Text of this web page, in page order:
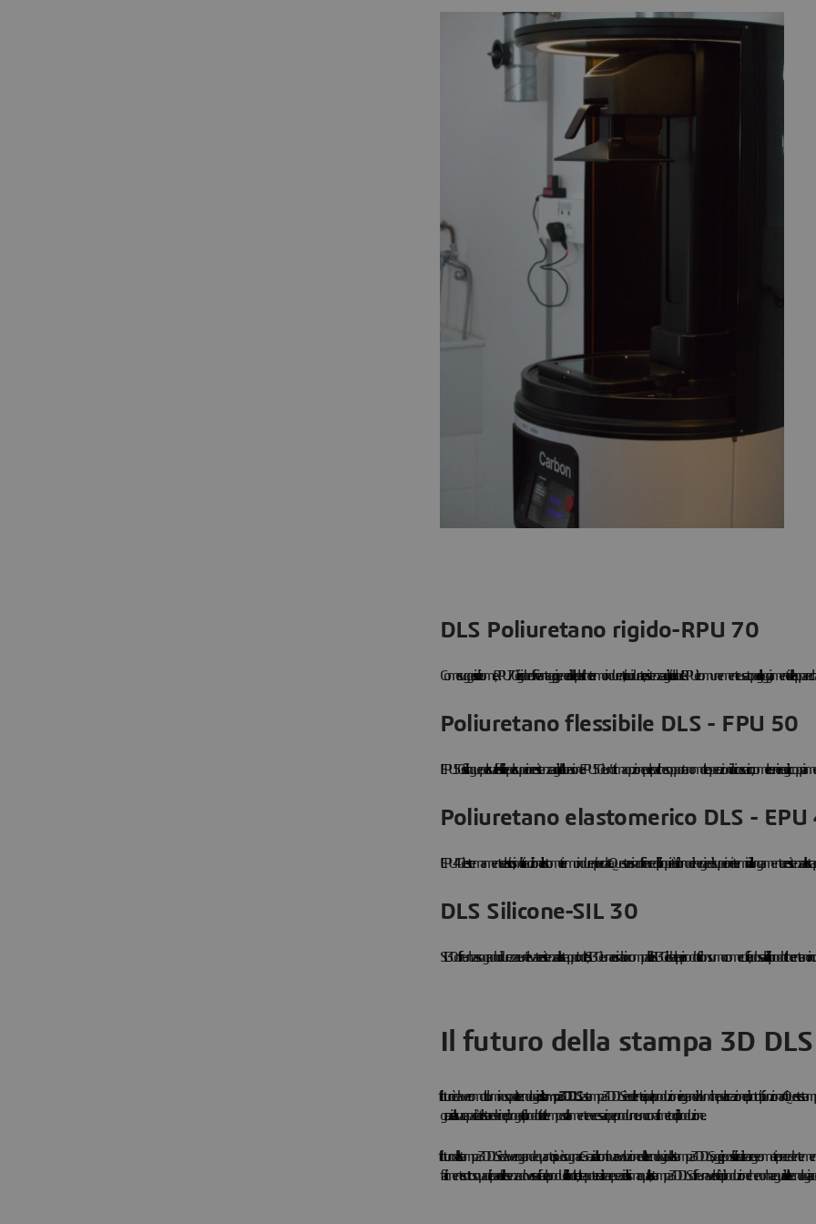
DLS Poliuretano rigido-RPU 70
Come suggerisce il nome, RPU 70 è rigido e offre i vantaggi generali delle plastiche termoindurenti, tra cui durata, resistenza agli urti e al calore. L'RPU è comunemente usato per gli alloggiamenti delle
Poliuretano flessibile DLS - FPU 50
L'FPU 50 si distingue per la sua flessibilità e per la superiore resistenza agli urti e all'abrasione. FPU 50 è un'ottima opzione per le parti che sopportano molte operazioni di carico e scarico, come le cerniere o gli
Poliuretano elastomerico DLS - EPU
L'EPU 40 è estremamente elastico, simile ai tradizionali elastomeri termoindurenti per colata. Questa resina offre incredibili proprietà di ritorno di energia ed è superiore in termini di allungamento e resistenza allo
DLS Silicone-SIL 30
SIL 30 offre un basso grado di durezza e un'elevata resistenza allo strappo. Inoltre, SIL 30 è una resina biocompatibile. SIL 30 è ideale per i prodotti di consumo come cuffie, indossabili e altri prodotti che entrano
Il futuro della stampa 3D DLS
Il futuro è davvero molto luminoso per la tecnologiadi stampa 3D DLS. La stampa 3D DLS è eccellente sia per la produzione in grandi volumi che per la creazione di prototipi funzionanti. Queste
grazie alla sua capacità di testare decine di progetti di prodotti nel tempo solitamente necessario per produrne uno con altri metodi di produzione.
Il futuro della stampa 3D DLS è davvero grande quanto si può sognare. Grazie alla continua evoluzione della tecnologia della stampa 3D DLS, oggi è possibile realizzare geometrie precedentemente
facilmente sottosquadri e pareti diritte senza dover sacrificare la producibilità. Inoltre, oltre a poter realizzare pezzi di altissima qualità, la stampa 3D DLS offre una velocità di produzione che non ha eguali nella tecnologia